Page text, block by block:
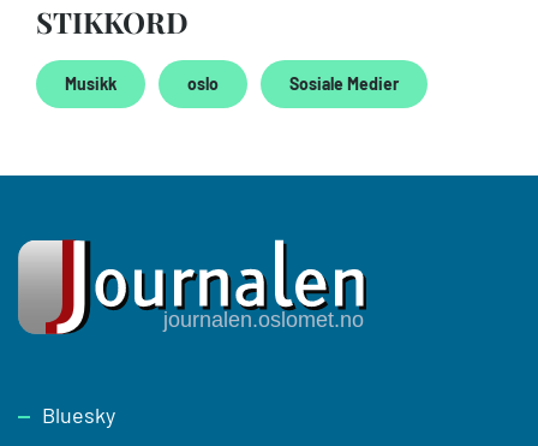
STIKKORD
Musikk oslo Sosiale Medier
Footer
Bluesky